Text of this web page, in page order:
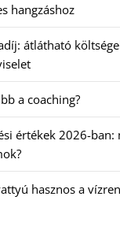
hangzáshoz
átlátható
a coaching?
értékek 2026-
hasznos a